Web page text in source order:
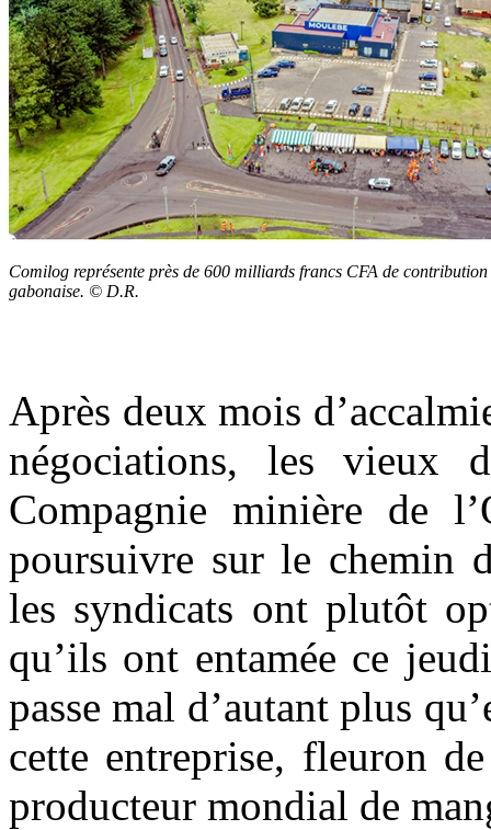
Comilog représente près de 600 milliards francs CFA de
gabonaise. © D.R.
Après deux mois
négociations, les vieux
Compagnie minière de
poursuivre sur le chemin
les syndicats ont plutôt
qu’ils ont entamée ce
passe mal d’autant plus
cette entreprise, fleuron
producteur mondial de